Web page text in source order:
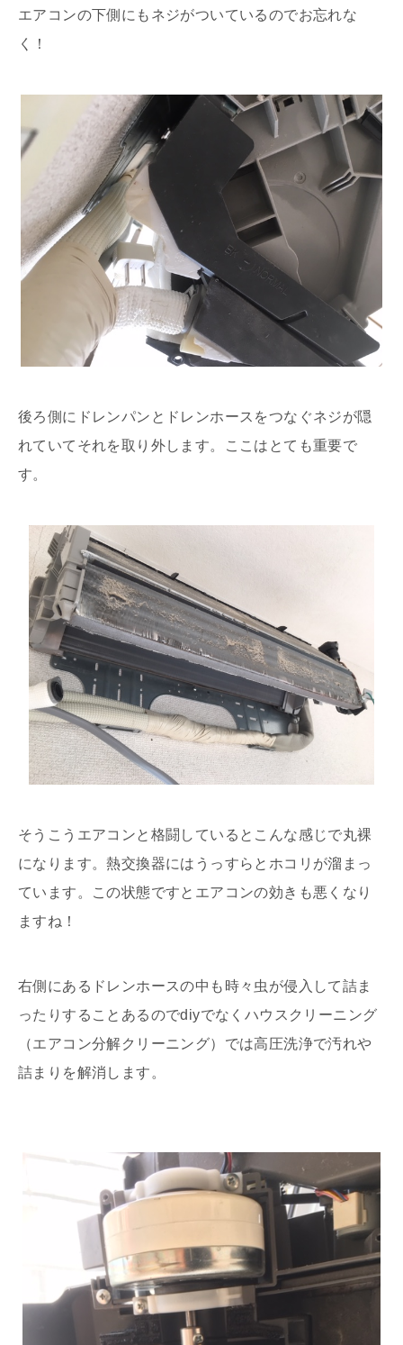
エアコンの下側にもネジがついているのでお忘れな
く！
後ろ側にドレンパンとドレンホースをつなぐネジが隠
れていてそれを取り外します。ここはとても重要で
す。
そうこうエアコンと格闘しているとこんな感じで丸裸
になります。熱交換器にはうっすらとホコリが溜まっ
ています。この状態ですとエアコンの効きも悪くなり
ますね！
右側にあるドレンホースの中も時々虫が侵入して詰ま
ったりすることあるのでdiyでなくハウスクリーニング
（エアコン分解クリーニング）では高圧洗浄で汚れや
詰まりを解消します。